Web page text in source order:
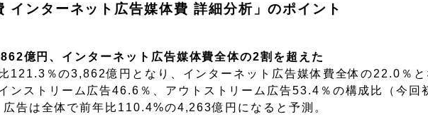
インターネット広告媒体費 詳細分析」のポイント
億円、インターネット広告媒体費全体の2割を超えた
121.3％の3,862億円となり、インターネット広告媒体費全体の22.0％
ンストリーム広告46.6％、アウトストリーム広告53.4％の構成比（今回
告は全体で前年比110.4%の4,263億円になると予測。